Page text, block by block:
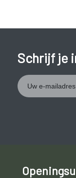
Schrijf je